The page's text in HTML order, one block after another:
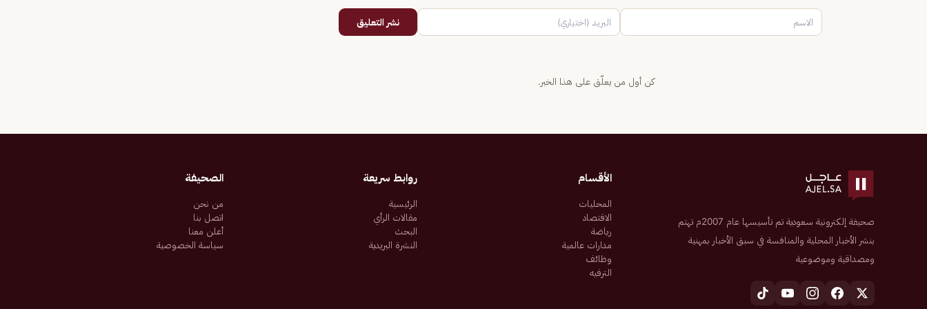
نشر التعليق
كن أول من يعلّق على هذا الخبر.
صحيفة إلكترونية سعودية تم تأسيسها عام 2007م تهتم
بنشر الأخبار المحلية والمنافسة في سبق الأخبار بمهنية
ومصداقية وموضوعية
الأقسام
المحليات
الاقتصاد
رياضة
مدارات عالمية
وظائف
الترفيه
روابط سريعة
الرئيسية
مقالات الرأي
البحث
النشرة البريدية
الصحيفة
من نحن
اتصل بنا
أعلن معنا
سياسة الخصوصية